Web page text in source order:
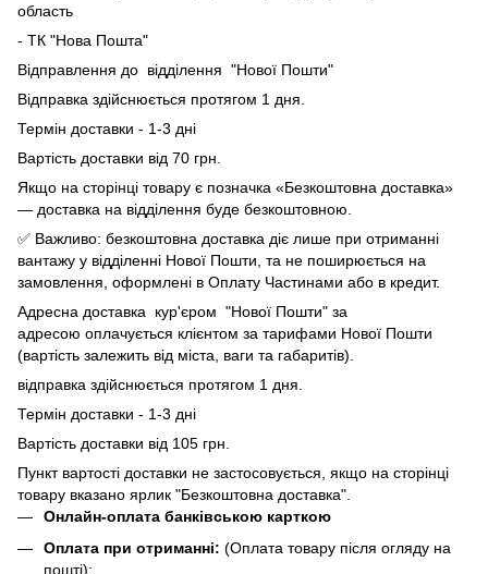
область
- ТК "Нова Пошта"
Відправлення до відділення "Нової Пошти"
Відправка здійснюється протягом 1 дня.
Термін доставки - 1-3 дні
Вартість доставки від 70 грн.
Якщо на сторінці товару є позначка «Безкоштовна доставка»
— доставка на відділення буде безкоштовною.
✅ Важливо: безкоштовна доставка діє лише при отриманні
вантажу у відділенні Нової Пошти, та не поширюється на
замовлення, оформлені в Оплату Частинами або в кредит.
Адресна доставка кур'єром "Нової Пошти" за
адресою оплачується клієнтом за тарифами Нової Пошти
(вартість залежить від міста, ваги та габаритів).
відправка здійснюється протягом 1 дня.
Термін доставки - 1-3 дні
Вартість доставки від 105 грн.
Пункт вартості доставки не застосовується, якщо на сторінці
товару вказано ярлик "Безкоштовна доставка".
Онлайн-оплата банківською карткою
Оплата при отриманні: (Оплата товару після огляду на
пошті);